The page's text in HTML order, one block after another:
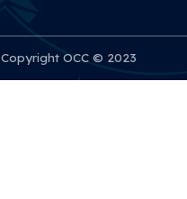
Copyright OCC © 2023